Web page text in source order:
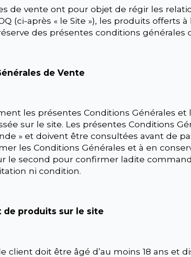
de vente ont pour objet de régir les
(ci-après « le Site »), les produits offerts
des présentes conditions générales
de Vente
les présentes Conditions Générales
sur le site. Les présentes Conditions
» et doivent être consultées avant de
les Conditions Générales et à en
le second pour confirmer ladite
ni condition.
de produits sur le site
doit être âgé d’au moins 18 ans et